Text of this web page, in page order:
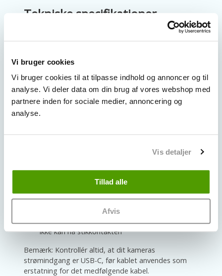
Vi bruger cookies
Vi bruger cookies til at tilpasse indhold og annoncer og til
analyse. Vi deler data om din brug af vores webshop med
partnere inden for sociale medier, annoncering og
analyse.
Vis detaljer
Tillad alle
Afvis
Tekniske specifikationer
Længde: 2 meter
Standard: USB 2.0
Vægt: 0,09 kg
Ladekablet er velegnet til:
WiFi-/overvågningskameraer (f.eks. Laxihub,
strømindgang)
Opladning af smartphones og tablets med
USB-C
Dataoverførsel mellem enhed og computer
Situationer hvor det medfølgende kortere kabel
ikke kan nå stikkontakten
Bemærk: Kontrollér altid, at dit kameras
strømindgang er USB-C, før kablet anvendes som
erstatning for det medfølgende kabel.